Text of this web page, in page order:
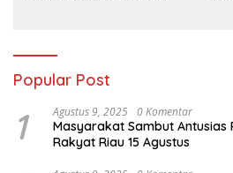
Popular Post
1 Agustus 9, 2025 0 Komentar
Masyarakat Sambut Antusias
Rakyat Riau 15 Agustus